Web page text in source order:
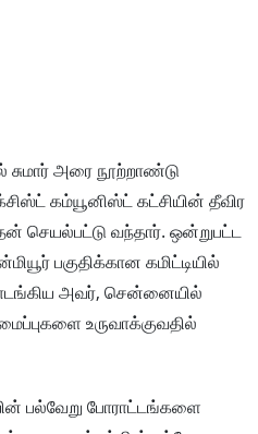
அரை நூற்றாண்டு
கம்யூனிஸ்ட் கட்சியின் தீவிர
செயல்பட்டு வந்தார். ஒன்றுபட்ட
பகுதிக்கான கமிட்டியில்
அவர், சென்னையில்
உருவாக்குவதில்
பல்வேறு போராட்டங்களை